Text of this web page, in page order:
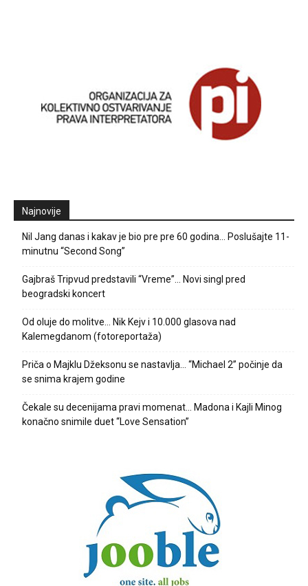
Najnovije
Nil Jang danas i kakav je bio pre pre 60 godina… Poslušajte 11-
minutnu “Second Song”
Gajbraš Tripvud predstavili “Vreme”… Novi singl pred
beogradski koncert
Od oluje do molitve… Nik Kejv i 10.000 glasova nad
Kalemegdanom (fotoreportaža)
Priča o Majklu Džeksonu se nastavlja… “Michael 2” počinje da
se snima krajem godine
Čekale su decenijama pravi momenat… Madona i Kajli Minog
konačno snimile duet “Love Sensation”